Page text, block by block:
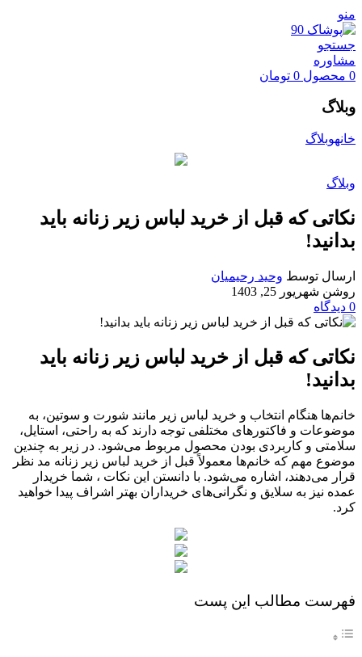
منو
جستجو
مشاوره
0 محصول 0 تومان
وبلاگ
خانهوبلاگ
وبلاگ
نکاتی که قبل از خرید لباس زیر زنانه باید
بدانید!
ارسال توسط وحید رحیمیان
روشن شهریور 25, 1403
0 دیدگاه
نکاتی که قبل از خرید لباس زیر زنانه باید
بدانید!
خانم‌ها هنگام انتخاب و خرید لباس زیر مانند شورت و سوتین، به
موضوعات و فاکتورهای مختلفی توجه دارند که به راحتی، استایل،
سلامتی و کاربردی بودن محصول مربوط می‌شود. در زیر به چندین
موضوع مهم که خانم‌ها معمولاً قبل از خرید لباس زیر زنانه مد نظر
قرار می‌دهند، اشاره می‌شود. با دانستن این نکات ، شما خریدار
عمده نیز به سلایق و نگرانی‌های خریداران بهتر اشراف پیدا خواهید
کرد.
فهرست مطالب این پست